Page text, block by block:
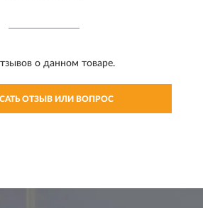
о данном товаре.
ОТЗЫВ ИЛИ ВОПРОС